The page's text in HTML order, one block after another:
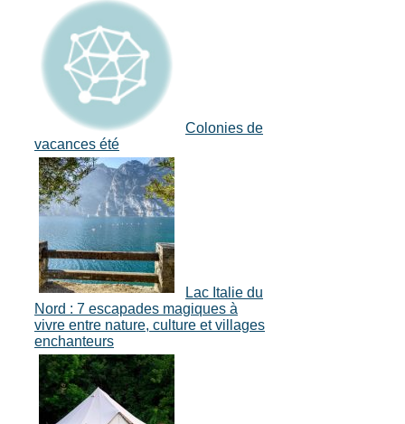
Colonies de
vacances été
Lac Italie du
Nord : 7 escapades magiques à
vivre entre nature, culture et villages
enchanteurs